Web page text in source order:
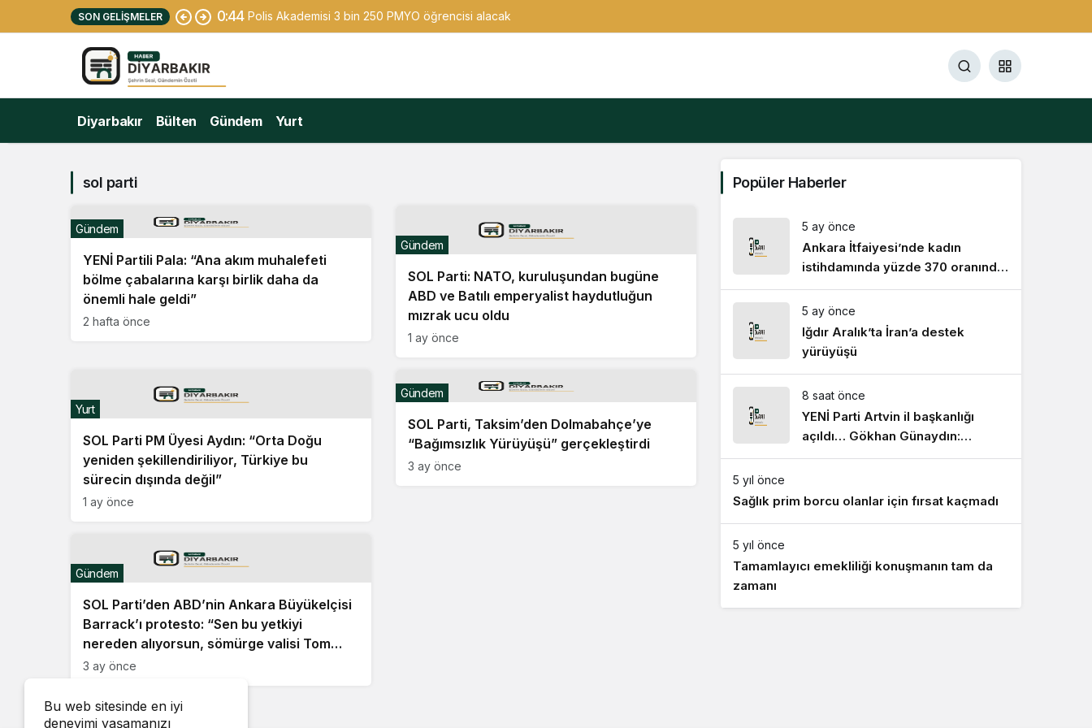
SON GELIŞMELER 0:44 Polis Akademisi 3 bin 250 PMYO öğrencisi alacak
Diyarbakır Bülten Gündem Yurt
sol parti
YENİ Partili Pala: “Ana akım muhalefeti
bölme çabalarına karşı birlik daha da
önemli hale geldi”
Gündem
2 hafta önce
SOL Parti: NATO, kuruluşundan bugüne
ABD ve Batılı emperyalist haydutluğun
mızrak ucu oldu
Gündem
1 ay önce
SOL Parti PM Üyesi Aydın: “Orta Doğu
yeniden şekillendiriliyor, Türkiye bu
sürecin dışında değil”
Yurt
1 ay önce
SOL Parti, Taksim’den Dolmabahçe’ye
“Bağımsızlık Yürüyüşü” gerçekleştirdi
Gündem
3 ay önce
SOL Parti’den ABD’nin Ankara Büyükelçisi
Barrack’ı protesto: “Sen bu yetkiyi
nereden alıyorsun, sömürge valisi Tom
Barrack?”
Gündem
3 ay önce
Popüler Haberler
5 ay önce
Ankara İtfaiyesi’nde kadın
istihdamında yüzde 370 oranında
artış
5 ay önce
Iğdır Aralık’ta İran’a destek
yürüyüşü
8 saat önce
YENİ Parti Artvin il başkanlığı
açıldı… Gökhan Günaydın:
Ferman padişahınsa meydanlar
5 yıl önce
Sağlık prim borcu olanlar için fırsat kaçmadı
5 yıl önce
Tamamlayıcı emekliliği konuşmanın tam da
zamanı
Bu web sitesinde en iyi
deneyimi yaşamanızı